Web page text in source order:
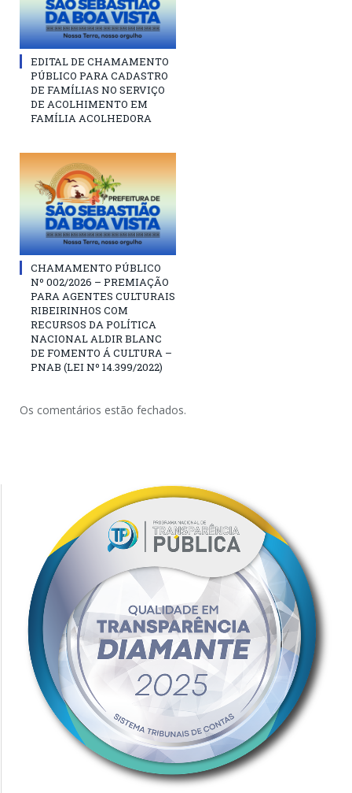
EDITAL DE CHAMAMENTO
PÚBLICO PARA CADASTRO
DE FAMÍLIAS NO SERVIÇO
DE ACOLHIMENTO EM
FAMÍLIA ACOLHEDORA
CHAMAMENTO PÚBLICO
Nº 002/2026 – PREMIAÇÃO
PARA AGENTES CULTURAIS
RIBEIRINHOS COM
RECURSOS DA POLÍTICA
NACIONAL ALDIR BLANC
DE FOMENTO Á CULTURA –
PNAB (LEI Nº 14.399/2022)
Os comentários estão fechados.